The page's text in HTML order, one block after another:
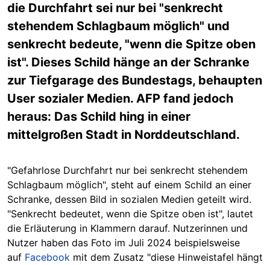
die Durchfahrt sei nur bei "senkrecht
stehendem Schlagbaum möglich" und
senkrecht bedeute, "wenn die Spitze oben
ist". Dieses Schild hänge an der Schranke
zur Tiefgarage des Bundestags, behaupten
User sozialer Medien. AFP fand jedoch
heraus: Das Schild hing in einer
mittelgroßen Stadt in Norddeutschland.
"Gefahrlose Durchfahrt nur bei senkrecht stehendem
Schlagbaum möglich", steht auf einem Schild an einer
Schranke, dessen Bild in sozialen Medien geteilt wird.
"Senkrecht bedeutet, wenn die Spitze oben ist", lautet
die Erläuterung in Klammern darauf. Nutzerinnen und
Nutzer haben das Foto im Juli 2024 beispielsweise
auf Facebook mit dem Zusatz "diese Hinweistafel hängt